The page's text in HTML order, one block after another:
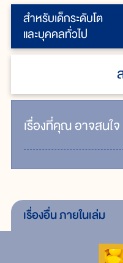
สำหรับเด็กระดับโต
และบุคคลทั่วไป
เรื่ิองที่คุณอาจสนใจ
เรื่องอื่นภายในเล่ม